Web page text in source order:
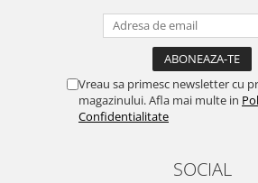
Vreau sa primesc newsletter cu
magazinului. Afla mai multe in
Confidentialitate
SOCIAL